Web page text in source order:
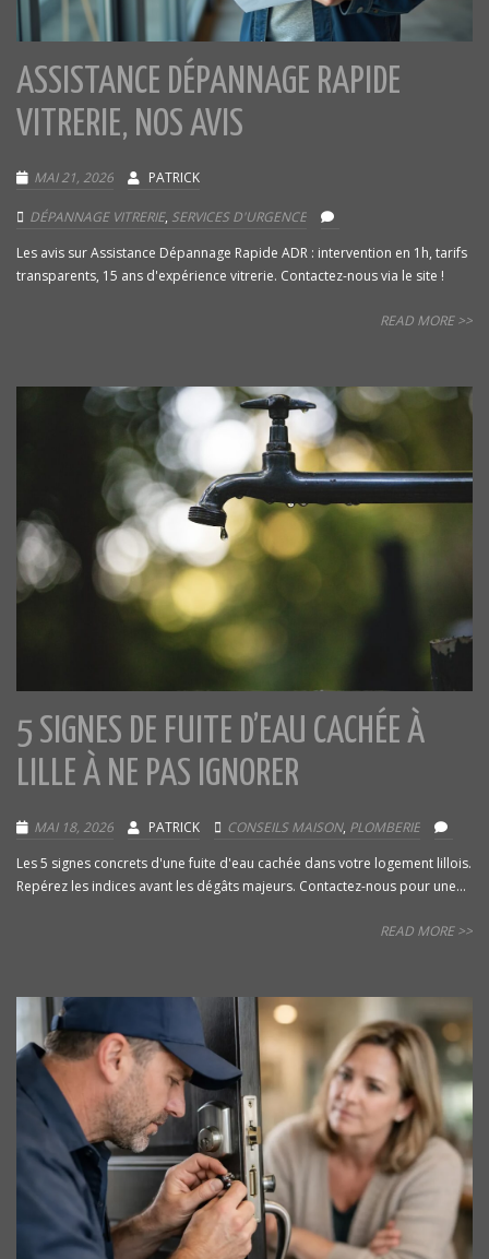
ASSISTANCE DÉPANNAGE RAPIDE
VITRERIE, NOS AVIS
MAI 21, 2026 PATRICK
DÉPANNAGE VITRERIE, SERVICES D'URGENCE
Les avis sur Assistance Dépannage Rapide ADR : intervention en 1h, tarifs
transparents, 15 ans d'expérience vitrerie. Contactez-nous via le site !
READ MORE >>
5 SIGNES DE FUITE D’EAU CACHÉE À
LILLE À NE PAS IGNORER
MAI 18, 2026 PATRICK CONSEILS MAISON, PLOMBERIE
Les 5 signes concrets d'une fuite d'eau cachée dans votre logement lillois.
Repérez les indices avant les dégâts majeurs. Contactez-nous pour une...
READ MORE >>